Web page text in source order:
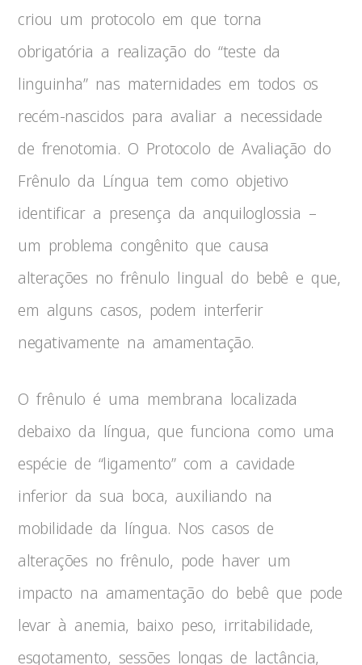
criou um protocolo em que torna
obrigatória a realização do “teste da
linguinha” nas maternidades em todos os
recém-nascidos para avaliar a necessidade
de frenotomia. O Protocolo de Avaliação do
Frênulo da Língua tem como objetivo
identificar a presença da anquiloglossia –
um problema congênito que causa
alterações no frênulo lingual do bebê e que,
em alguns casos, podem interferir
negativamente na amamentação.
O frênulo é uma membrana localizada
debaixo da língua, que funciona como uma
espécie de “ligamento” com a cavidade
inferior da sua boca, auxiliando na
mobilidade da língua. Nos casos de
alterações no frênulo, pode haver um
impacto na amamentação do bebê que pode
levar à anemia, baixo peso, irritabilidade,
esgotamento, sessões longas de lactância,